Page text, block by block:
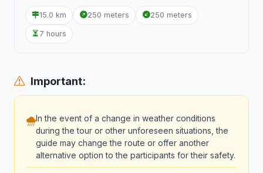
15.0 km 250 meters 250 meters
7 hours
Important:
In the event of a change in weather conditions
during the tour or other unforeseen situations, the
guide may change the route or offer another
alternative option to the participants for their safety.